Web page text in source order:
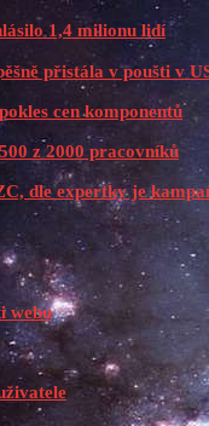
1,4 milionu lidí
přistála v poušti v
cen komponentů
z 2000 pracovníků
dle expertky je
webu